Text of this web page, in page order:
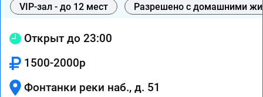
VIP-зал - до 12 мест Разрешено с домашними
Открыт до 23:00
1500-2000р
Фонтанки реки наб., д. 51